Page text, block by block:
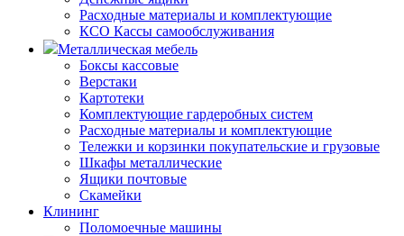
Расходные материалы и комплектующие
КСО Кассы самообслуживания
Металлическая мебель
Боксы кассовые
Верстаки
Картотеки
Комплектующие гардеробных систем
Расходные материалы и комплектующие
Тележки и корзинки покупательские и грузовые
Шкафы металлические
Ящики почтовые
Скамейки
Клининг
Поломоечные машины